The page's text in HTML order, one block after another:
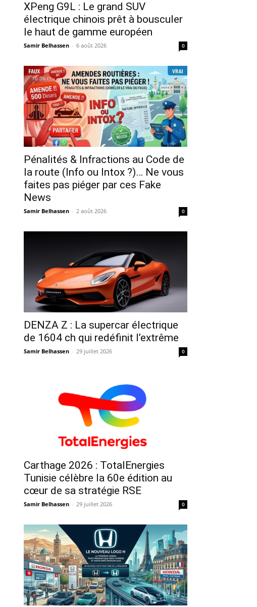
XPeng G9L : Le grand SUV
électrique chinois prêt à bousculer
le haut de gamme européen
Samir Belhassen - 6 août 2026 0
Pénalités & Infractions au Code de
la route (Info ou Intox ?)… Ne vous
faites pas piéger par ces Fake
News
Samir Belhassen - 2 août 2026 0
DENZA Z : La supercar électrique
de 1604 ch qui redéfinit l’extrême
Samir Belhassen - 29 juillet 2026 0
Carthage 2026 : TotalEnergies
Tunisie célèbre la 60e édition au
cœur de sa stratégie RSE
Samir Belhassen - 29 juillet 2026 0